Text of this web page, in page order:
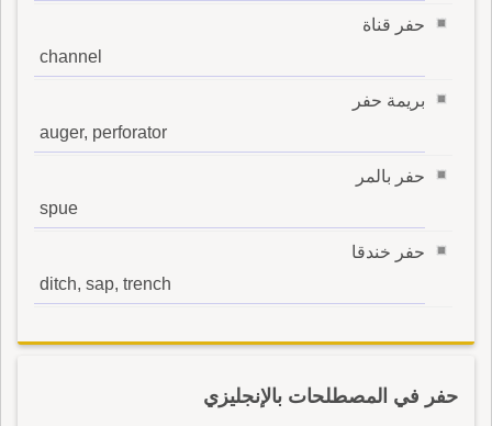
حفر قناة
channel
بريمة حفر
auger, perforator
حفر بالمر
spue
حفر خندقا
ditch, sap, trench
حفر في المصطلحات بالإنجليزي